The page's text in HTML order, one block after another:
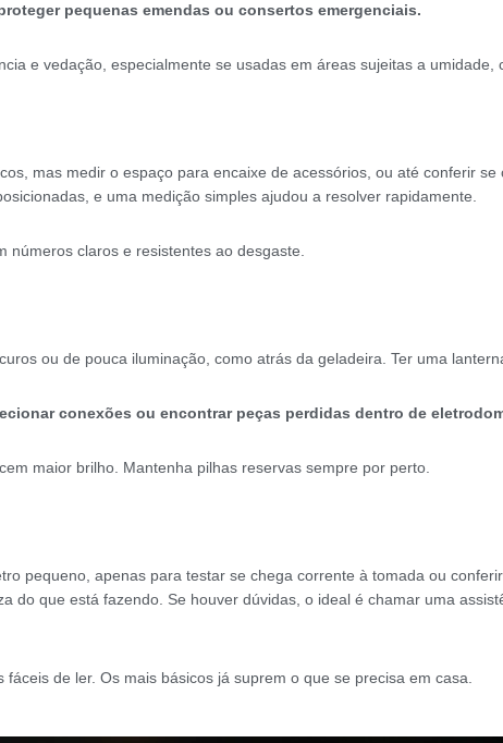
pequenas emendas ou consertos emergenciais.
e vedação, especialmente se usadas em áreas sujeitas a umidade,
mas medir o espaço para encaixe de acessórios, ou até conferir
e uma medição simples ajudou a resolver rapidamente.
números claros e resistentes ao desgaste.
ou de pouca iluminação, como atrás da geladeira. Ter uma
conexões ou encontrar peças perdidas dentro de
maior brilho. Mantenha pilhas reservas sempre por perto.
pequeno, apenas para testar se chega corrente à tomada ou
do que está fazendo. Se houver dúvidas, o ideal é chamar uma
de ler. Os mais básicos já suprem o que se precisa em casa.